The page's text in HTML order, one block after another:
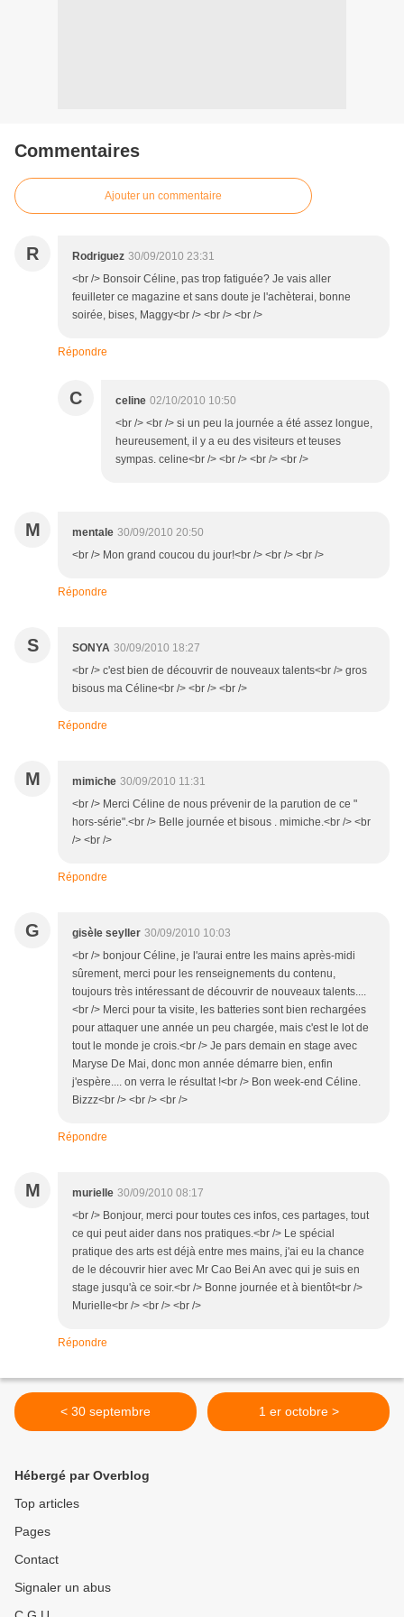
Commentaires
Ajouter un commentaire
R Rodriguez 30/09/2010 23:31
<br /> Bonsoir Céline, pas trop fatiguée? Je vais aller
feuilleter ce magazine et sans doute je l'achèterai, bonne
soirée, bises, Maggy<br /> <br /> <br />
Répondre
C celine 02/10/2010 10:50
<br /> <br /> si un peu la journée a été assez longue,
heureusement, il y a eu des visiteurs et teuses
sympas. celine<br /> <br /> <br /> <br />
M mentale 30/09/2010 20:50
<br /> Mon grand coucou du jour!<br /> <br /> <br />
Répondre
S SONYA 30/09/2010 18:27
<br /> c'est bien de découvrir de nouveaux talents<br /> gros
bisous ma Céline<br /> <br /> <br />
Répondre
M mimiche 30/09/2010 11:31
<br /> Merci Céline de nous prévenir de la parution de ce "
hors-série".<br /> Belle journée et bisous . mimiche.<br /> <br
/> <br />
Répondre
G gisèle seyller 30/09/2010 10:03
<br /> bonjour Céline, je l'aurai entre les mains après-midi
sûrement, merci pour les renseignements du contenu,
toujours très intéressant de découvrir de nouveaux talents....
<br /> Merci pour ta visite, les batteries sont bien rechargées
pour attaquer une année un peu chargée, mais c'est le lot de
tout le monde je crois.<br /> Je pars demain en stage avec
Maryse De Mai, donc mon année démarre bien, enfin
j'espère.... on verra le résultat !<br /> Bon week-end Céline.
Bizzz<br /> <br /> <br />
Répondre
M murielle 30/09/2010 08:17
<br /> Bonjour, merci pour toutes ces infos, ces partages, tout
ce qui peut aider dans nos pratiques.<br /> Le spécial
pratique des arts est déjà entre mes mains, j'ai eu la chance
de le découvrir hier avec Mr Cao Bei An avec qui je suis en
stage jusqu'à ce soir.<br /> Bonne journée et à bientôt<br />
Murielle<br /> <br /> <br />
Répondre
< 30 septembre 1 er octobre >
Hébergé par Overblog
Top articles
Pages
Contact
Signaler un abus